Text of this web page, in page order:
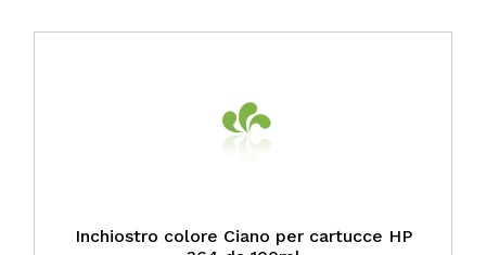
Inchiostro colore Ciano per cartucce HP